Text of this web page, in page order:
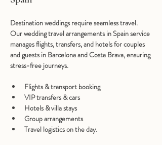
Destination weddings require seamless travel.
Our wedding travel arrangements in Spain service
manages flights, transfers, and hotels for couples
and guests in Barcelona and Costa Brava, ensuring
stress-free journeys.
Flights & transport booking
VIP transfers & cars
Hotels & villa stays
Group arrangements
Travel logistics on the day.